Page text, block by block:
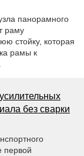
панорамного
раму
стойку, которая
рамы к
без сварки
первой